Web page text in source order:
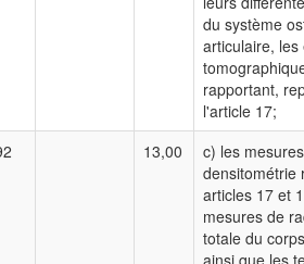
du système
articulaire, les
rapportant,
l'article 17;
13,00
c) les
densitométrie
articles 17 et
mesures de
totale du